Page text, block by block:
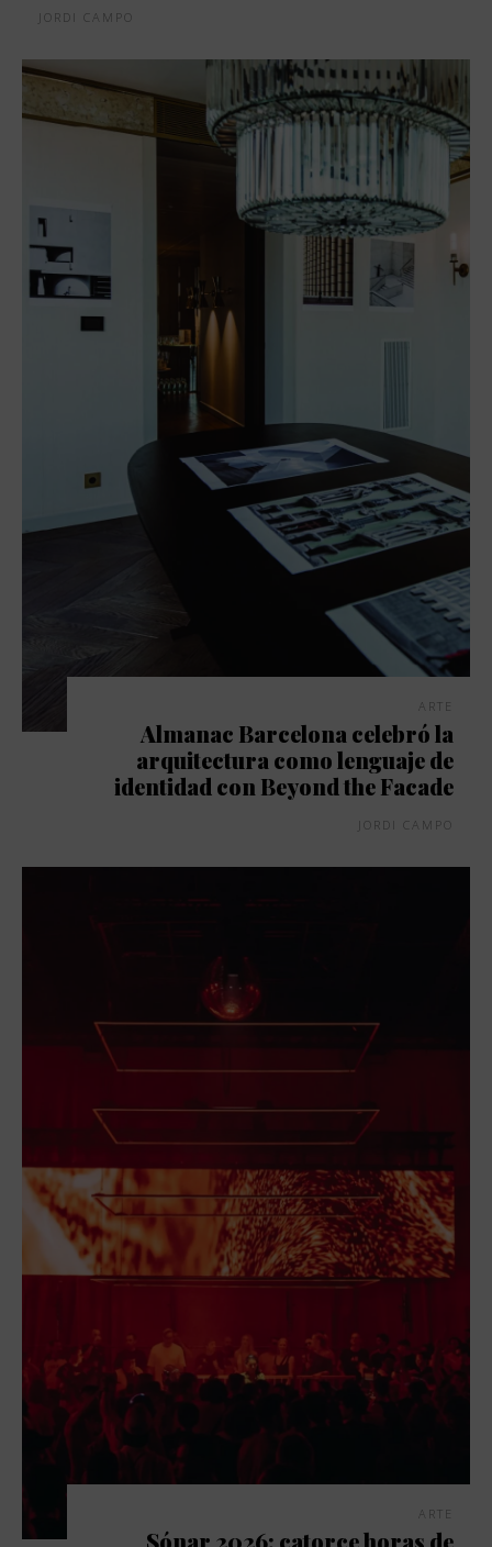
JORDI CAMPO
ARTE
Almanac Barcelona celebró la
arquitectura como lenguaje de
identidad con Beyond the Facade
JORDI CAMPO
ARTE